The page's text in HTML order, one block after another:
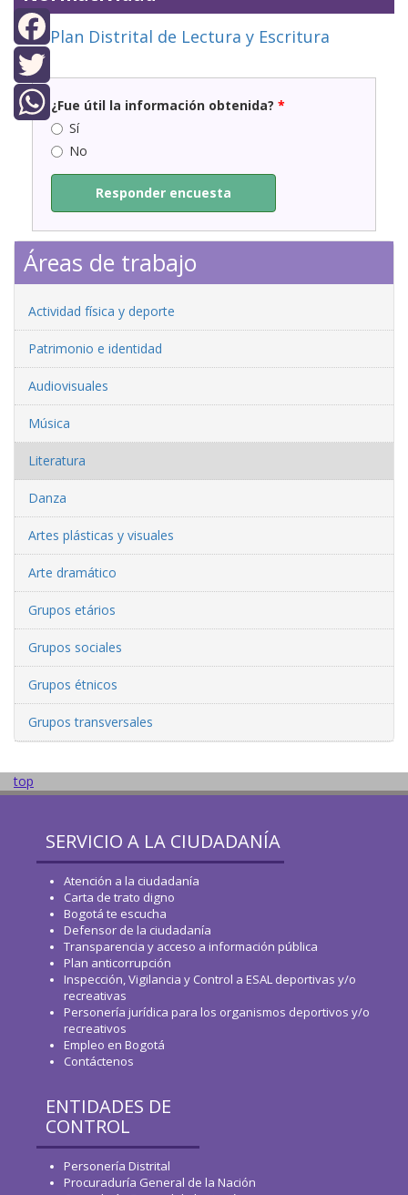
Plan Distrital de Lectura y Escritura
Facebook
Twitter
WhatsApp
¿Fue útil la información obtenida? *
Sí
No
Responder encuesta
Áreas de trabajo
Actividad física y deporte
Patrimonio e identidad
Audiovisuales
Música
Literatura
Danza
Artes plásticas y visuales
Arte dramático
Grupos etários
Grupos sociales
Grupos étnicos
Grupos transversales
top
SERVICIO A LA CIUDADANÍA
Atención a la ciudadanía
Carta de trato digno
Bogotá te escucha
Defensor de la ciudadanía
Transparencia y acceso a información pública
Plan anticorrupción
Inspección, Vigilancia y Control a ESAL deportivas y/o
recreativas
Personería jurídica para los organismos deportivos y/o
recreativos
Empleo en Bogotá
Contáctenos
ENTIDADES DE
CONTROL
Personería Distrital
Procuraduría General de la Nación